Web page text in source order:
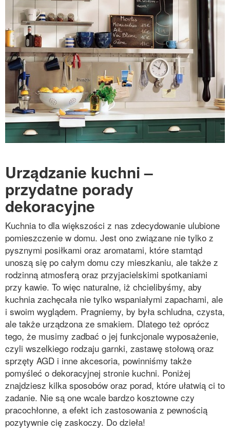
Urządzanie kuchni –
przydatne porady
dekoracyjne
Kuchnia to dla większości z nas zdecydowanie ulubione
pomieszczenie w domu. Jest ono związane nie tylko z
pysznymi posiłkami oraz aromatami, które stamtąd
unoszą się po całym domu czy mieszkaniu, ale także z
rodzinną atmosferą oraz przyjacielskimi spotkaniami
przy kawie. To więc naturalne, iż chcielibyśmy, aby
kuchnia zachęcała nie tylko wspaniałymi zapachami, ale
i swoim wyglądem. Pragniemy, by była schludna, czysta,
ale także urządzona ze smakiem. Dlatego też oprócz
tego, że musimy zadbać o jej funkcjonale wyposażenie,
czyli wszelkiego rodzaju garnki, zastawę stołową oraz
sprzęty AGD i inne akcesoria, powinniśmy także
pomyśleć o dekoracyjnej stronie kuchni. Poniżej
znajdziesz kilka sposobów oraz porad, które ułatwią ci to
zadanie. Nie są one wcale bardzo kosztowne czy
pracochłonne, a efekt ich zastosowania z pewnością
pozytywnie cię zaskoczy. Do dzieła!